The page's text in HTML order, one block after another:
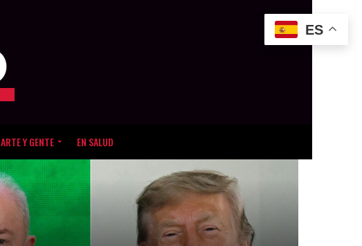
ARTE Y GENTE EN SALUD
ES